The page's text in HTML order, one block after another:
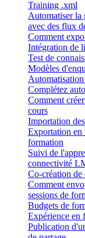
Training .xml
Automatiser la
avec des flux
Comment
Intégration de
Test de
Modèles
Complétez
Comment
cours
Importation
Exportation en
formation
Suivi de
connectivité
Co-création
Comment
sessions de
Budgets de
Expérience en
Publication